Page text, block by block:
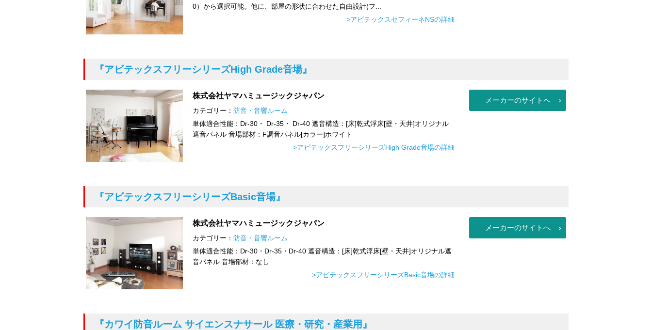
0）から選択可能。他に、部屋の形状に合わせた自由設計(フ...
>アビテックスセフィーネNSの詳細
『アビテックスフリーシリーズHigh Grade音場』
株式会社ヤマハミュージックジャパン
カテゴリー： 防音・音響ルーム
単体適合性能：Dr-30・ Dr-35・ Dr-40 遮音構造：[床]乾式浮床[壁・天井]オリジナル
遮音パネル 音場部材：F調音パネル[カラー]ホワイト
>アビテックスフリーシリーズHigh Grade音場の詳細
メーカーのサイトへ
『アビテックスフリーシリーズBasic音場』
株式会社ヤマハミュージックジャパン
カテゴリー： 防音・音響ルーム
単体適合性能：Dr-30・Dr-35・Dr-40 遮音構造：[床]乾式浮床[壁・天井]オリジナル遮
音パネル 音場部材：なし
>アビテックスフリーシリーズBasic音場の詳細
メーカーのサイトへ
『カワイ防音ルーム サイエンスナサール 医療・研究・産業用』